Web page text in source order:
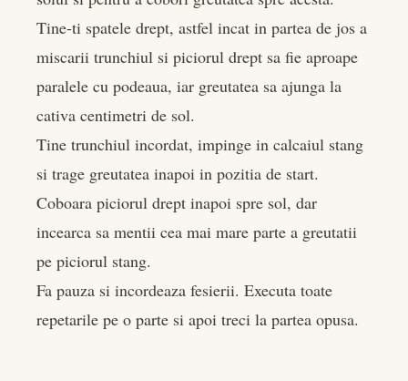
Tine-ti spatele drept, astfel incat in partea de jos a
miscarii trunchiul si piciorul drept sa fie aproape
paralele cu podeaua, iar greutatea sa ajunga la
cativa centimetri de sol.
Tine trunchiul incordat, impinge in calcaiul stang
si trage greutatea inapoi in pozitia de start.
Coboara piciorul drept inapoi spre sol, dar
incearca sa mentii cea mai mare parte a greutatii
pe piciorul stang.
Fa pauza si incordeaza fesierii. Executa toate
repetarile pe o parte si apoi treci la partea opusa.